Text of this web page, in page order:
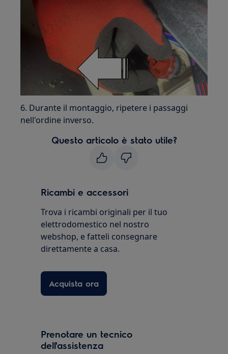
6. Durante il montaggio, ripetere i passaggi
nell'ordine inverso.
Questo articolo è stato utile?
Ricambi e accessori
Trova i ricambi originali per il tuo
elettrodomestico nel nostro
webshop, e fatteli consegnare
direttamente a casa.
Acquista ora
Prenotare un tecnico
dell'assistenza